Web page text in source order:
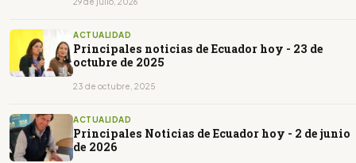
ACTUALIDAD
Principales noticias de Ecuador hoy - 23 de
octubre de 2025
23 de octubre, 2025
ACTUALIDAD
Principales Noticias de Ecuador hoy - 2 de junio
de 2026